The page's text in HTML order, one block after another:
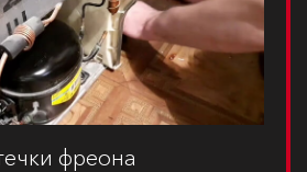
фреона